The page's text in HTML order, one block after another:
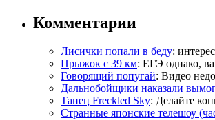
Комментарии
Лисички попали в беду:
Прыжок с 39 км: ЕГЭ однако,
Говорящий попугай: Видео
Дальнобойщики наказали
Танец Freckled Sky: Делайте
Странные японские телешоу